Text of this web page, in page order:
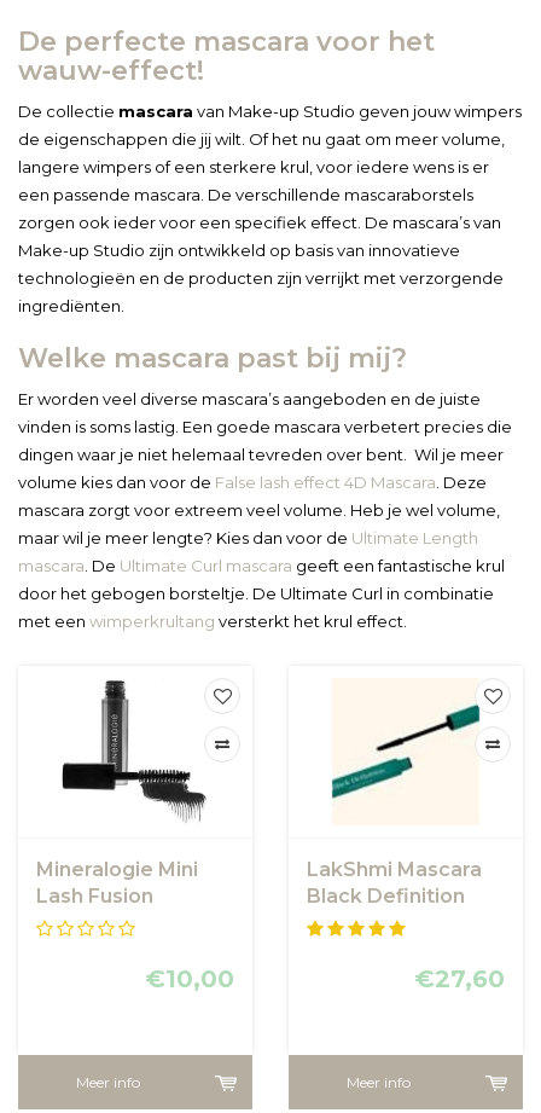
De perfecte mascara voor het
wauw-effect!
De collectie mascara van Make-up Studio geven jouw wimpers
de eigenschappen die jij wilt. Of het nu gaat om meer volume,
langere wimpers of een sterkere krul, voor iedere wens is er
een passende mascara. De verschillende mascaraborstels
zorgen ook ieder voor een specifiek effect. De mascara’s van
Make-up Studio zijn ontwikkeld op basis van innovatieve
technologieën en de producten zijn verrijkt met verzorgende
ingrediënten.
Welke mascara past bij mij?
Er worden veel diverse mascara’s aangeboden en de juiste
vinden is soms lastig. Een goede mascara verbetert precies die
dingen waar je niet helemaal tevreden over bent. Wil je meer
volume kies dan voor de False lash effect 4D Mascara . Deze
mascara zorgt voor extreem veel volume. Heb je wel volume,
maar wil je meer lengte? Kies dan voor de Ultimate Length
mascara . De Ultimate Curl mascara geeft een fantastische krul
door het gebogen borsteltje. De Ultimate Curl in combinatie
met een wimperkrultang versterkt het krul effect.
Mineralogie Mini
Lash Fusion
Mascara - Black
€10,00
Meer info
LakShmi Mascara
Black Definition
€27,60
Meer info